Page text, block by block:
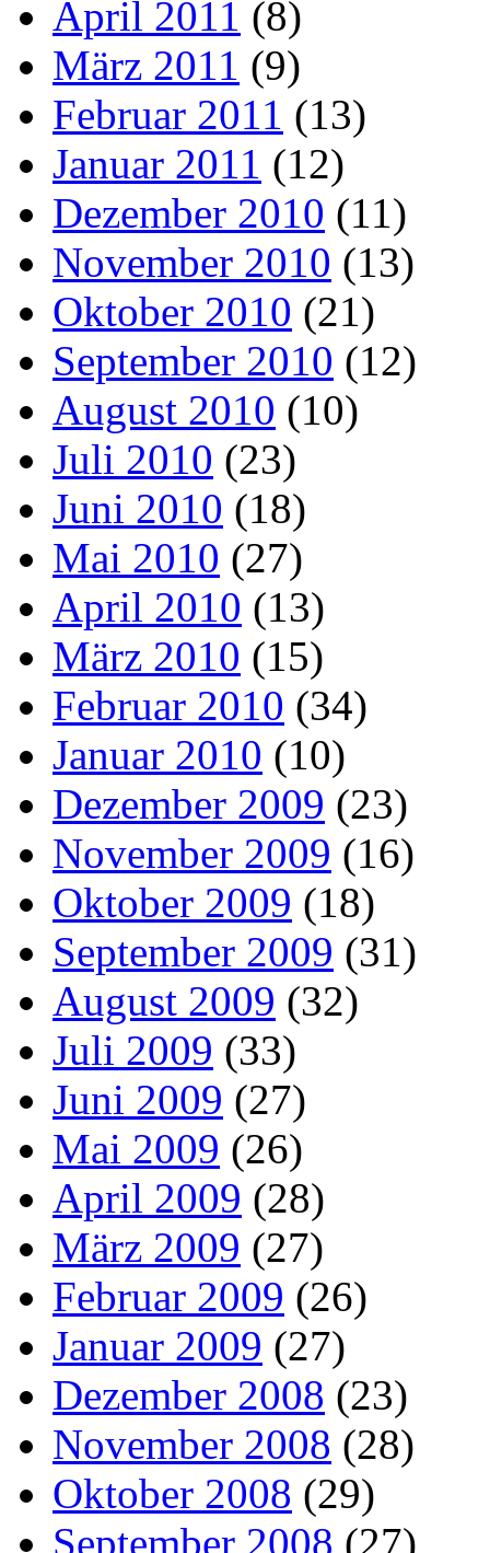
April 2011 (8)
März 2011 (9)
Februar 2011 (13)
Januar 2011 (12)
Dezember 2010 (11)
November 2010 (13)
Oktober 2010 (21)
September 2010 (12)
August 2010 (10)
Juli 2010 (23)
Juni 2010 (18)
Mai 2010 (27)
April 2010 (13)
März 2010 (15)
Februar 2010 (34)
Januar 2010 (10)
Dezember 2009 (23)
November 2009 (16)
Oktober 2009 (18)
September 2009 (31)
August 2009 (32)
Juli 2009 (33)
Juni 2009 (27)
Mai 2009 (26)
April 2009 (28)
März 2009 (27)
Februar 2009 (26)
Januar 2009 (27)
Dezember 2008 (23)
November 2008 (28)
Oktober 2008 (29)
September 2008 (27)